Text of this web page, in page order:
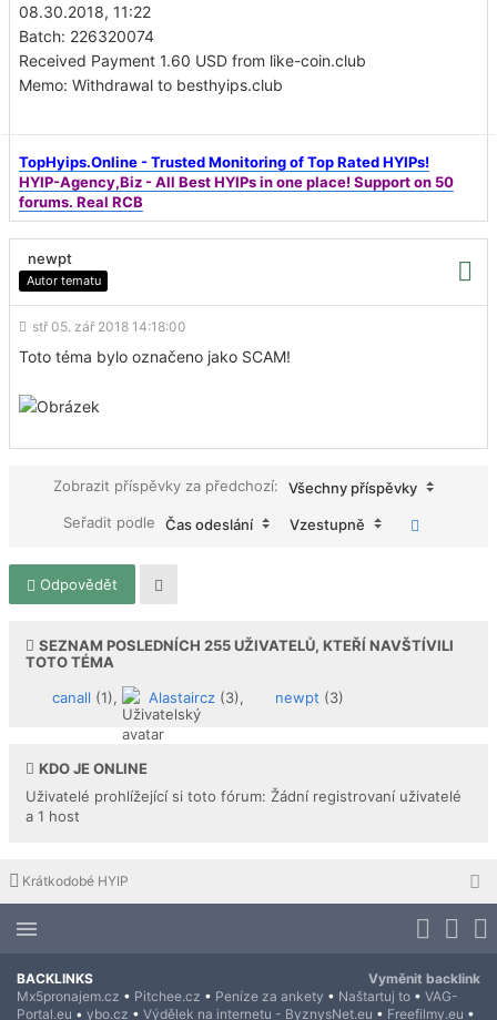
08.30.2018, 11:22
Batch: 226320074
Received Payment 1.60 USD from like-coin.club
Memo: Withdrawal to besthyips.club
TopHyips.Online - Trusted Monitoring of Top Rated HYIPs!
HYIP-Agency,Biz - All Best HYIPs in one place! Support on 50
forums. Real RCB
newpt
Autor tematu
stř 05. zář 2018 14:18:00
Toto téma bylo označeno jako SCAM!
Zobrazit příspěvky za předchozí:
Všechny příspěvky
Seřadit podle
Čas odeslání Vzestupně
Odpovědět
SEZNAM POSLEDNÍCH 255UŽIVATELŮ, KTEŘÍ NAVŠTÍVILI
TOTO TÉMA
canall (1), Alastaircz (3), newpt (3)
KDO JE ONLINE
Uživatelé prohlížející si toto fórum: Žádní registrovaní uživatelé
a 1 host
Krátkodobé HYIP
BACKLINKS
Vyměnit backlink
Mx5pronajem.cz • Pitchee.cz • Peníze za ankety • Naštartuj to • VAG-
Portal.eu • ybo.cz • Výdělek na internetu - ByznysNet.eu • Freefilmy.eu •